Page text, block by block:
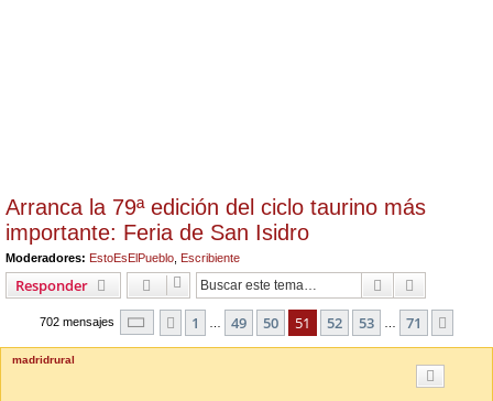
Arranca la 79ª edición del ciclo taurino más
importante: Feria de San Isidro
Moderadores: EstoEsElPueblo Escribiente
Responder Buscar
702 mensajes Página 51de71
Anterior
1 49 50 51 52 53 71
madridrural